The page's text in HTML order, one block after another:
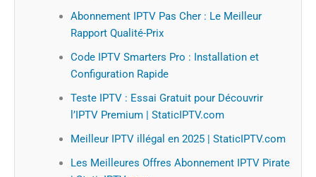
Abonnement IPTV Pas Cher : Le Meilleur
Rapport Qualité-Prix
Code IPTV Smarters Pro : Installation et
Configuration Rapide
Teste IPTV : Essai Gratuit pour Découvrir
l’IPTV Premium | StaticIPTV.com
Meilleur IPTV illégal en 2025 | StaticIPTV.com
Les Meilleures Offres Abonnement IPTV Pirate